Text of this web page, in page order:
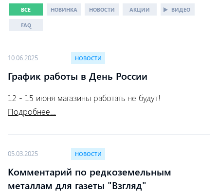
ВСЕ НОВИНКА НОВОСТИ АКЦИИ ВИДЕО
FAQ
10.06.2025 НОВОСТИ
График работы в День России
12 - 15 июня магазины работать не будут!
Подробнее...
05.03.2025 НОВОСТИ
Комментарий по редкоземельным
металлам для газеты "Взгляд"